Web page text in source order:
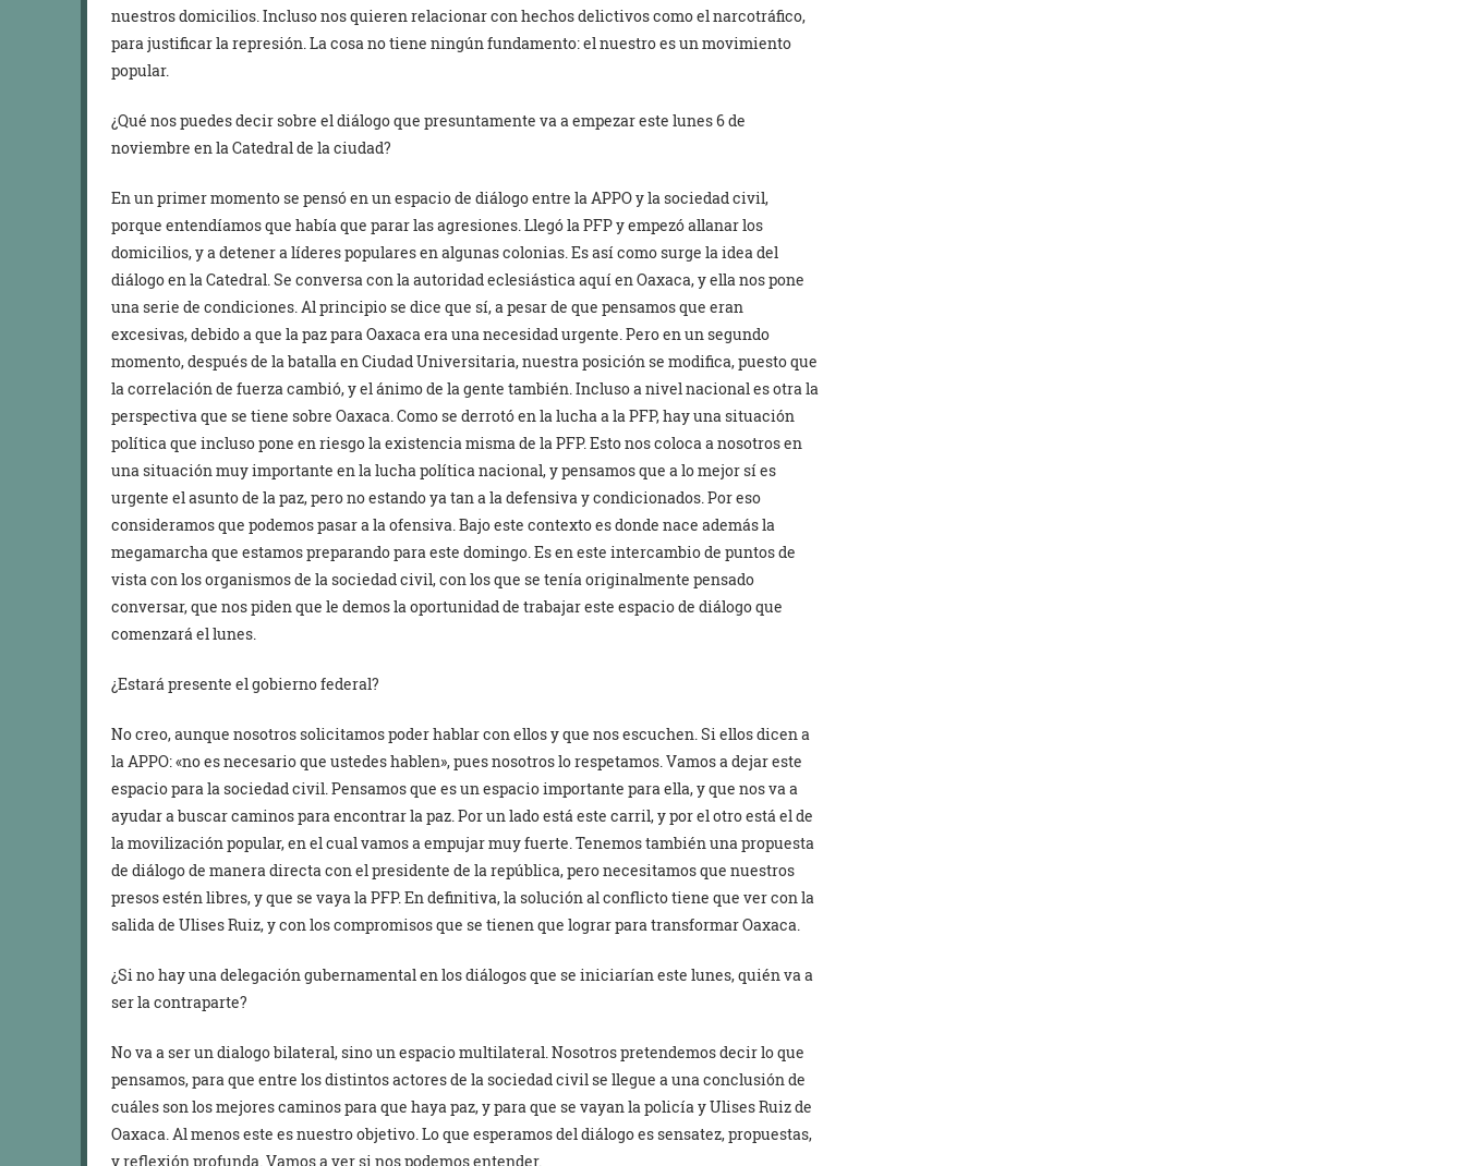
nuestros domicilios. Incluso nos quieren relacionar con hechos delictivos como el narcotráfico,
para justificar la represión. La cosa no tiene ningún fundamento: el nuestro es un movimiento
popular.
¿Qué nos puedes decir sobre el diálogo que presuntamente va a empezar este lunes 6 de
noviembre en la Catedral de la ciudad?
En un primer momento se pensó en un espacio de diálogo entre la APPO y la sociedad civil,
porque entendíamos que había que parar las agresiones. Llegó la PFP y empezó allanar los
domicilios, y a detener a líderes populares en algunas colonias. Es así como surge la idea del
diálogo en la Catedral. Se conversa con la autoridad eclesiástica aquí en Oaxaca, y ella nos pone
una serie de condiciones. Al principio se dice que sí, a pesar de que pensamos que eran
excesivas, debido a que la paz para Oaxaca era una necesidad urgente. Pero en un segundo
momento, después de la batalla en Ciudad Universitaria, nuestra posición se modifica, puesto que
la correlación de fuerza cambió, y el ánimo de la gente también. Incluso a nivel nacional es otra la
perspectiva que se tiene sobre Oaxaca. Como se derrotó en la lucha a la PFP, hay una situación
política que incluso pone en riesgo la existencia misma de la PFP. Esto nos coloca a nosotros en
una situación muy importante en la lucha política nacional, y pensamos que a lo mejor sí es
urgente el asunto de la paz, pero no estando ya tan a la defensiva y condicionados. Por eso
consideramos que podemos pasar a la ofensiva. Bajo este contexto es donde nace además la
megamarcha que estamos preparando para este domingo. Es en este intercambio de puntos de
vista con los organismos de la sociedad civil, con los que se tenía originalmente pensado
conversar, que nos piden que le demos la oportunidad de trabajar este espacio de diálogo que
comenzará el lunes.
¿Estará presente el gobierno federal?
No creo, aunque nosotros solicitamos poder hablar con ellos y que nos escuchen. Si ellos dicen a
la APPO: «no es necesario que ustedes hablen», pues nosotros lo respetamos. Vamos a dejar este
espacio para la sociedad civil. Pensamos que es un espacio importante para ella, y que nos va a
ayudar a buscar caminos para encontrar la paz. Por un lado está este carril, y por el otro está el de
la movilización popular, en el cual vamos a empujar muy fuerte. Tenemos también una propuesta
de diálogo de manera directa con el presidente de la república, pero necesitamos que nuestros
presos estén libres, y que se vaya la PFP. En definitiva, la solución al conflicto tiene que ver con la
salida de Ulises Ruiz, y con los compromisos que se tienen que lograr para transformar Oaxaca.
¿Si no hay una delegación gubernamental en los diálogos que se iniciarían este lunes, quién va a
ser la contraparte?
No va a ser un dialogo bilateral, sino un espacio multilateral. Nosotros pretendemos decir lo que
pensamos, para que entre los distintos actores de la sociedad civil se llegue a una conclusión de
cuáles son los mejores caminos para que haya paz, y para que se vayan la policía y Ulises Ruiz de
Oaxaca. Al menos este es nuestro objetivo. Lo que esperamos del diálogo es sensatez, propuestas,
y reflexión profunda. Vamos a ver si nos podemos entender.